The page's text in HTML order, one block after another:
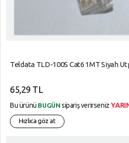
Teldata TLD-100S Cat6 1MT Siyah
65,29 TL
Bu ürünü BUGÜN sipariş verirseniz
Hızlıca göz at